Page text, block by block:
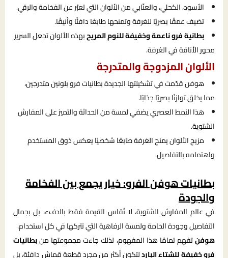
الأسود، الكحلي، والعنّابي من الألوان التي تعبّر عن الفخامة والرقي.
تضيف عمقًا بصريًا للغرفة وتمنحها طابعًا دافئًا وأنيقًا.
بطانية فرو ناعمة وخفيفة للنوم المريحبهذه الألوان تجعل السرير
محور الأناقة في الغرفة.
الألوان المزدوجة والمتدرجة
هوفن قدّمت في تشكيلتها الجديدة بطانيات فرو بلونين متدرجين،
مما يخلق توازنًا بصريًا جذابًا.
هذا النمط العصري يضفي لمسة من الحداثة والتميز على المفارش
الشتوية.
مزيج الألوان يمنح الغرفة طابعًا شخصيًا يعكس ذوق المستخدم
واهتمامه بالتفاصيل.
بطانيات هوفنالفرو: خيار يجمع بين الفخامة
والجودة
في عالم المفارش الشتوية، لا تُقاس القيمة فقط بالدفء، بل بجمال
التفاصيل وجودة الخامة ولمسة الرفاهية التي تتركها في كل استخدام.
هوفنتفهم تمامًا هذا المفهوم، لذلك جاءت مجموعتها منبطانيات
فرو خفيفة للشتاء الباردلتكون أكثر من مجرد قطعة قماش دافئة، بل